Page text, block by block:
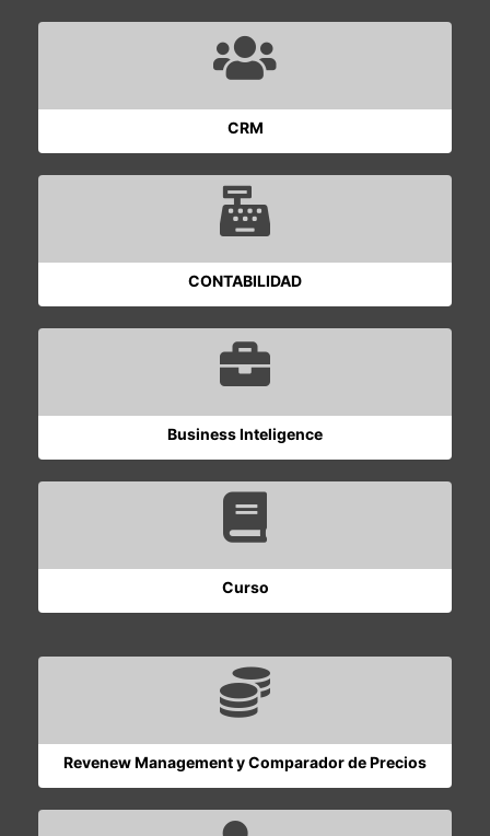
CRM
CONTABILIDAD
Business Inteligence
Curso
Revenew Management y Comparador de Precios